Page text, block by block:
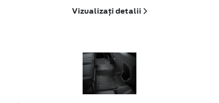
Vizualizați detalii